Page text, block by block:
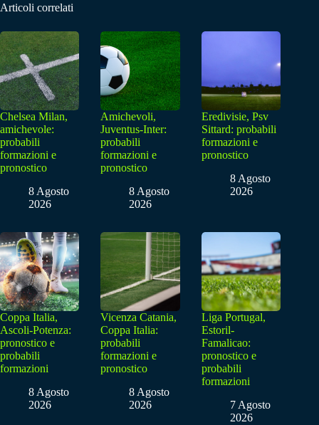
Articoli correlati
Chelsea Milan,
amichevole:
probabili
formazioni e
pronostico
8 Agosto
2026
Amichevoli,
Juventus-Inter:
probabili
formazioni e
pronostico
8 Agosto
2026
Eredivisie, Psv
Sittard: probabili
formazioni e
pronostico
8 Agosto
2026
Coppa Italia,
Ascoli-Potenza:
pronostico e
probabili
formazioni
8 Agosto
2026
Vicenza Catania,
Coppa Italia:
probabili
formazioni e
pronostico
8 Agosto
2026
Liga Portugal,
Estoril-
Famalicao:
pronostico e
probabili
formazioni
7 Agosto
2026